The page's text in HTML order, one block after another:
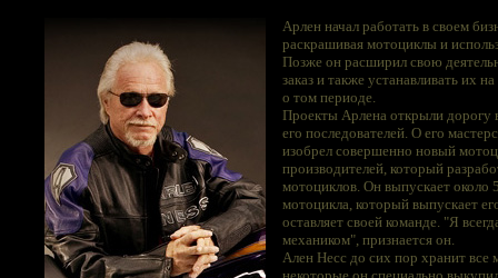
Арлен начал работать в своем
раскрашивая мотоциклы и
Позже он расширил свою
заказ и также устанавливать их
о том периоде.
Проекты Арлена открыли дорогу
его последователей. О его
изобрел совершенно новый
производителей, который
мотоциклов. Он выпускает около
мотоцикла, который выпускает
оставляет своей команде. "Я
механиком", признается он.
Ален Несс до сих пор хранит все